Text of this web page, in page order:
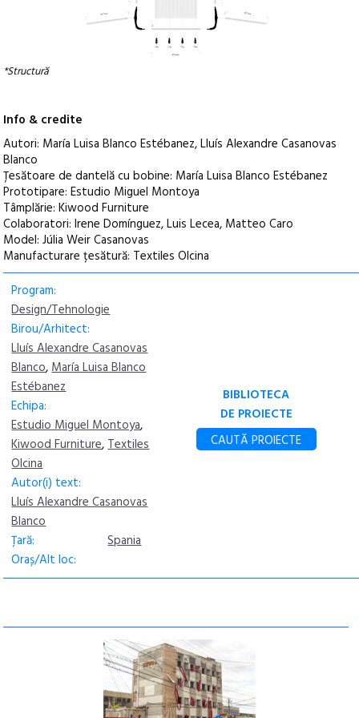
*Structură
Info & credite
Autori: María Luisa Blanco Estébanez, Lluís Alexandre Casanovas
Blanco
Țesătoare de dantelă cu bobine: María Luisa Blanco Estébanez
Prototipare: Estudio Miguel Montoya
Tâmplărie: Kiwood Furniture
Colaboratori: Irene Domínguez, Luis Lecea, Matteo Caro
Model: Júlia Weir Casanovas
Manufacturare țesătură: Textiles Olcina
Program:
Design/Tehnologie
Birou/Arhitect:
Lluís Alexandre Casanovas
Blanco,María Luisa Blanco
Estébanez
Echipa:
Estudio Miguel Montoya,
Kiwood Furniture,Textiles
Olcina
Autor(i) text:
Lluís Alexandre Casanovas
Blanco
Țară:
Spania
Oraș/Alt loc:
BIBLIOTECA
DE PROIECTE
CAUTĂ PROIECTE